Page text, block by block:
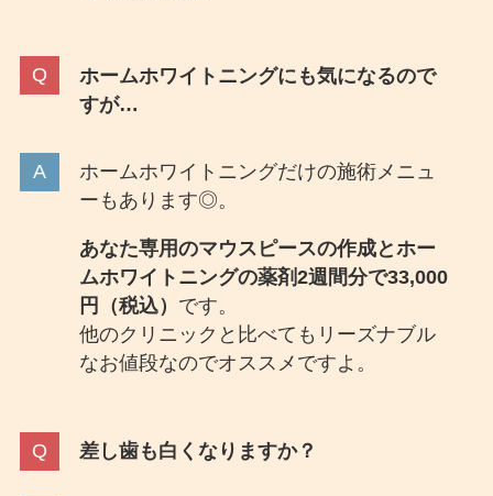
ホームホワイトニングにも気になるので
すが…
ホームホワイトニングだけの施術メニュ
ーもあります◎。
あなた専用のマウスピースの作成とホー
ムホワイトニングの薬剤2週間分で33,000
円（税込） です。
他のクリニックと比べてもリーズナブル
なお値段なのでオススメですよ。
差し歯も白くなりますか？